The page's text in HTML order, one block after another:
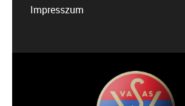
Impresszum